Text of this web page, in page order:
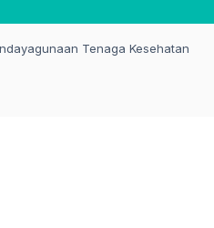
Tenaga Kesehatan